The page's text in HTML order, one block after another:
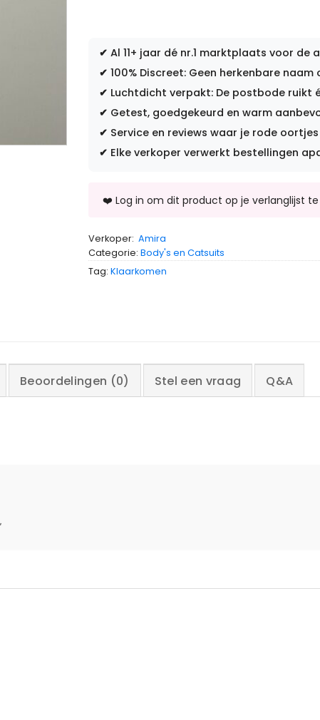
✔ Al 11+ jaar dé nr.1 marktplaats voor de
✔ 100% Discreet: Geen herkenbare
✔ Luchtdicht verpakt: De postbode ruikt
✔ Getest, goedgekeurd en warm
✔ Service en reviews waar je rode
✔ Elke verkoper verwerkt bestellingen
Verkoper: Amira
Categorie: Body's en Catsuits
Tag: Klaarkomen
Beoordelingen (0) Stel een vraag Q&A